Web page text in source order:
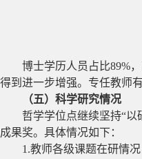
博士学历人员占比89%
得到进一步增强。专任教师有
（五）科学研究情况
哲学学位点继续坚持“
成果奖。具体情况如下：
1.教师各级课题在研情况